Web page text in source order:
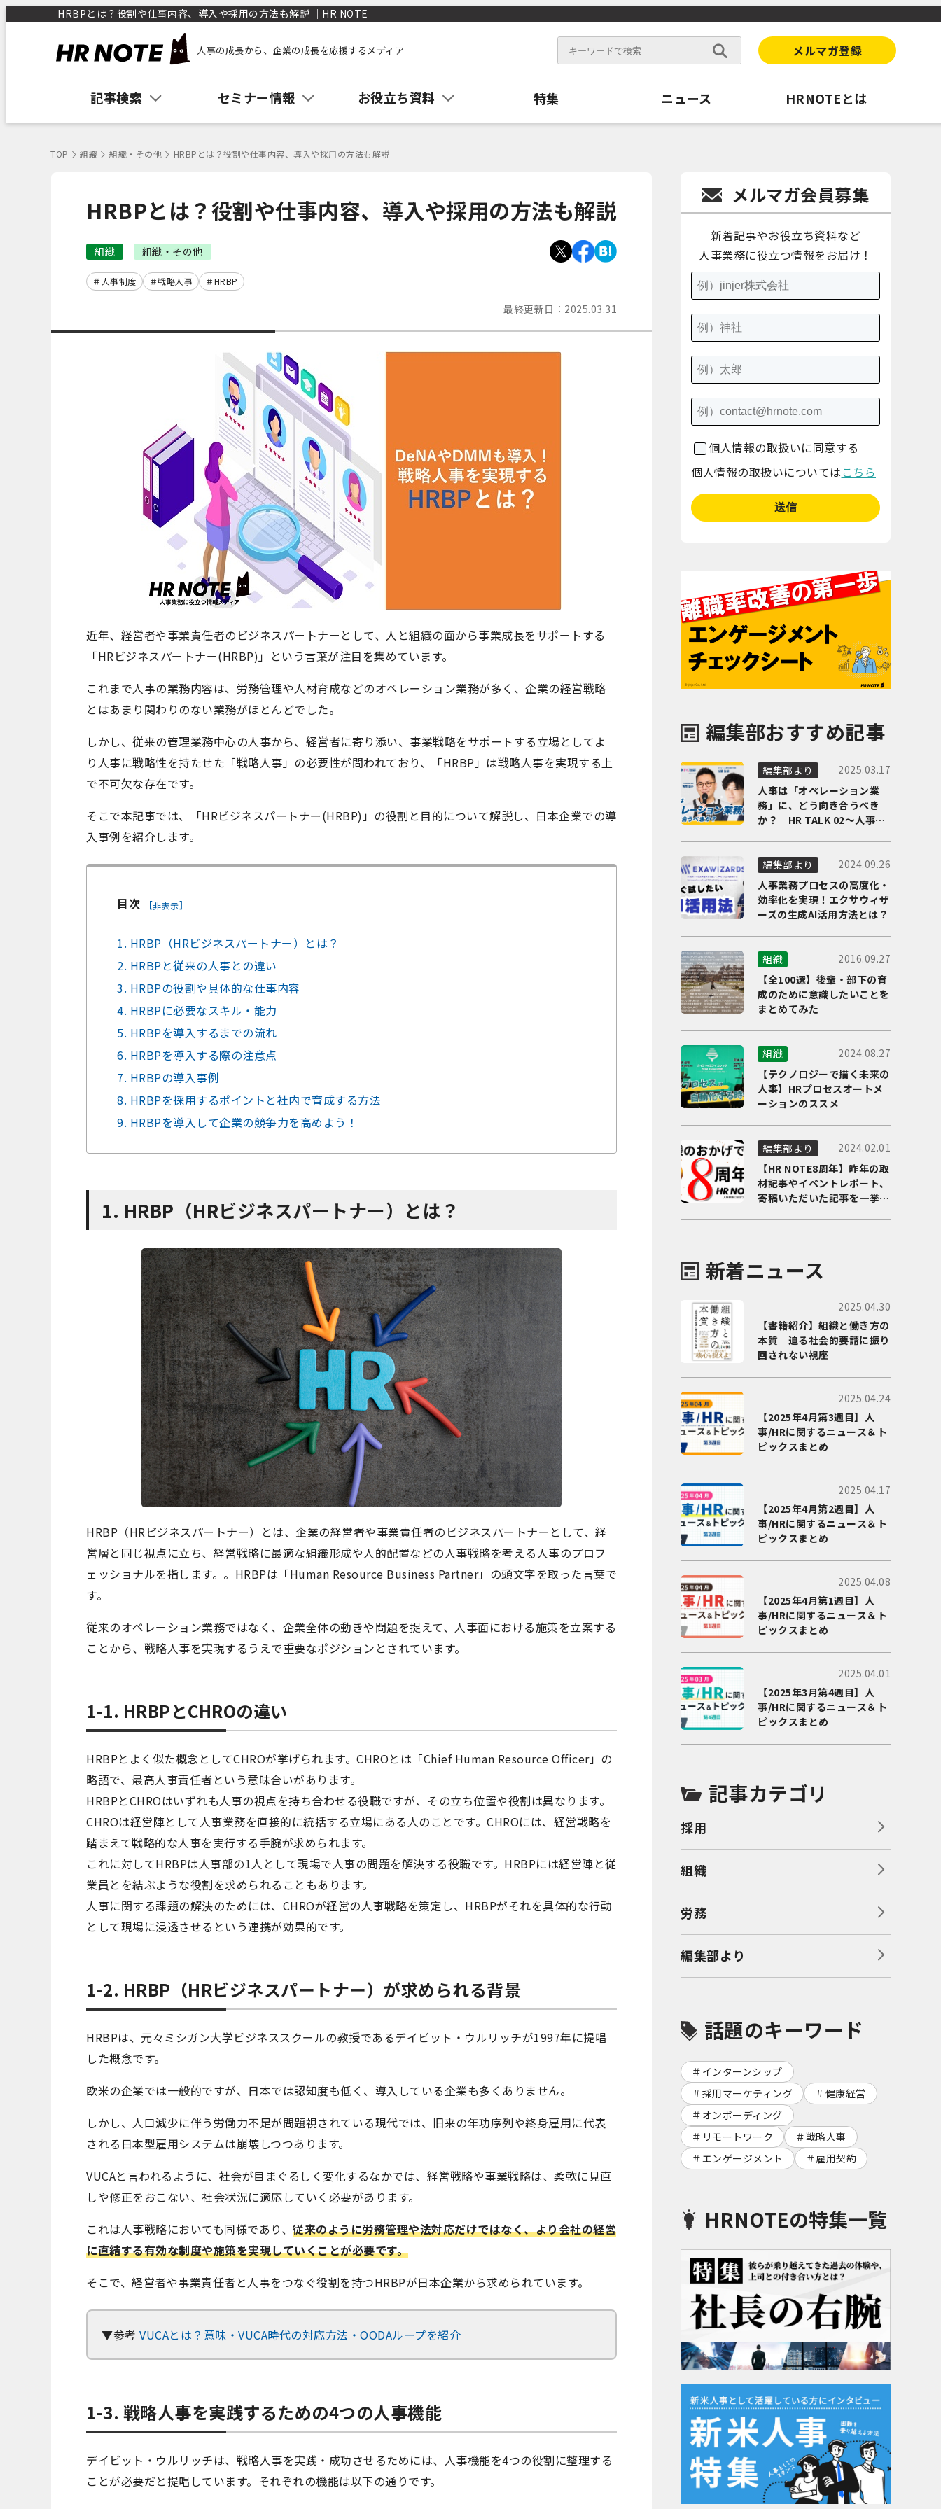
HRBPとは？役割や仕事内容、導入や採用の方法も解説 ｜HR NOTE
人事の成長から、企業の成長を応援するメディア メルマガ登録
記事検索 セミナー情報 お役立ち資料 特集 ニュース HRNOTEとは
TOP 組織 組織・その他 HRBPとは？役割や仕事内容、導入や採用の方法も解説
HRBPとは？役割や仕事内容、導入や採用の方法も解説
組織 組織・その他
人事制度 戦略人事 HRBP
最終更新日： 2025.03.31
近年、経営者や事業責任者のビジネスパートナーとして、人と組織の面から事業成長をサポートする
「HRビジネスパートナー(HRBP)」という言葉が注目を集めています。
これまで人事の業務内容は、労務管理や人材育成などのオペレーション業務が多く、企業の経営戦略
とはあまり関わりのない業務がほとんどでした。
しかし、従来の管理業務中心の人事から、経営者に寄り添い、事業戦略をサポートする立場としてよ
り人事に戦略性を持たせた「戦略人事」の必要性が問われており、「HRBP」は戦略人事を実現する上
で不可欠な存在です。
そこで本記事では、「HRビジネスパートナー(HRBP)」の役割と目的について解説し、日本企業での導
入事例を紹介します。
目次 [非表示]
1. HRBP（HRビジネスパートナー）とは？
2. HRBPと従来の人事との違い
3. HRBPの役割や具体的な仕事内容
4. HRBPに必要なスキル・能力
5. HRBPを導入するまでの流れ
6. HRBPを導入する際の注意点
7. HRBPの導入事例
8. HRBPを採用するポイントと社内で育成する方法
9. HRBPを導入して企業の競争力を高めよう！
1. HRBP（HRビジネスパートナー）とは？
HRBP（HRビジネスパートナー）とは、企業の経営者や事業責任者のビジネスパートナーとして、経
営層と同じ視点に立ち、経営戦略に最適な組織形成や人的配置などの人事戦略を考える人事のプロフ
ェッショナルを指します。。HRBPは「Human Resource Business Partner」の頭文字を取った言葉で
す。
従来のオペレーション業務ではなく、企業全体の動きや問題を捉えて、人事面における施策を立案する
ことから、戦略人事を実現するうえで重要なポジションとされています。
1-1. HRBPとCHROの違い
HRBPとよく似た概念としてCHROが挙げられます。CHROとは「Chief Human Resource Officer」の
略語で、最高人事責任者という意味合いがあります。
HRBPとCHROはいずれも人事の視点を持ち合わせる役職ですが、その立ち位置や役割は異なります。
CHROは経営陣として人事業務を直接的に統括する立場にある人のことです。CHROには、経営戦略を
踏まえて戦略的な人事を実行する手腕が求められます。
これに対してHRBPは人事部の1人として現場で人事の問題を解決する役職です。HRBPには経営陣と従
業員とを結ぶような役割を求められることもあります。
人事に関する課題の解決のためには、CHROが経営の人事戦略を策定し、HRBPがそれを具体的な行動
として現場に浸透させるという連携が効果的です。
1-2. HRBP（HRビジネスパートナー）が求められる背景
HRBPは、元々ミシガン大学ビジネススクールの教授であるデイビット・ウルリッチが1997年に提唱
した概念です。
欧米の企業では一般的ですが、日本では認知度も低く、導入している企業も多くありません。
しかし、人口減少に伴う労働力不足が問題視されている現代では、旧来の年功序列や終身雇用に代表
される日本型雇用システムは崩壊しつつあります。
VUCAと言われるように、社会が目まぐるしく変化するなかでは、経営戦略や事業戦略は、柔軟に見直
しや修正をおこない、社会状況に適応していく必要があります。
これは人事戦略においても同様であり、 従来のように労務管理や法対応だけではなく、より会社の経営
に直結する有効な制度や施策を実現していくことが必要です。
そこで、経営者や事業責任者と人事をつなぐ役割を持つHRBPが日本企業から求められています。
▼参考 VUCAとは？意味・VUCA時代の対応方法・OODAループを紹介
1-3. 戦略人事を実践するための4つの人事機能
デイビット・ウルリッチは、戦略人事を実践・成功させるためには、人事機能を4つの役割に整理する
ことが必要だと提唱しています。それぞれの機能は以下の通りです。
メルマガ会員募集
新着記事やお役立ち資料など
人事業務に役立つ情報をお届け！
個人情報の取扱いに同意する
個人情報の取扱いについては こちら
編集部おすすめ記事
編集部より
2025.03.17
人事は「オペレーション業
務」に、どう向き合うべき
か？｜HR TALK 02～人事DX
編集部より
2024.09.26
人事業務プロセスの高度化・
効率化を実現！エクサウィザ
ーズの生成AI活用方法とは？
組織
2016.09.27
【全100選】後輩・部下の育
成のために意識したいことを
まとめてみた
組織
2024.08.27
【テクノロジーで描く未来の
人事】HRプロセスオートメ
ーションのススメ
編集部より
2024.02.01
【HR NOTE8周年】昨年の取
材記事やイベントレポート、
寄稿いただいた記事を一挙に
新着ニュース
2025.04.30
【書籍紹介】組織と働き方の
本質 迫る社会的要請に振り
回されない視座
2025.04.24
【2025年4月第3週目】人
事/HRに関するニュース＆ト
ピックスまとめ
2025.04.17
【2025年4月第2週目】人
事/HRに関するニュース＆ト
ピックスまとめ
2025.04.08
【2025年4月第1週目】人
事/HRに関するニュース＆ト
ピックスまとめ
2025.04.01
【2025年3月第4週目】人
事/HRに関するニュース＆ト
ピックスまとめ
記事カテゴリ
採用
組織
労務
編集部より
話題のキーワード
インターンシップ
採用マーケティング
健康経営
オンボーディング
リモートワーク
戦略人事
エンゲージメント
雇用契約
HRNOTEの特集一覧